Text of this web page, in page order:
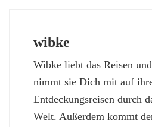
wibke
Wibke liebt das Reisen
nimmt sie Dich mit auf
Entdeckungsreisen durch
Welt. Außerdem kommt